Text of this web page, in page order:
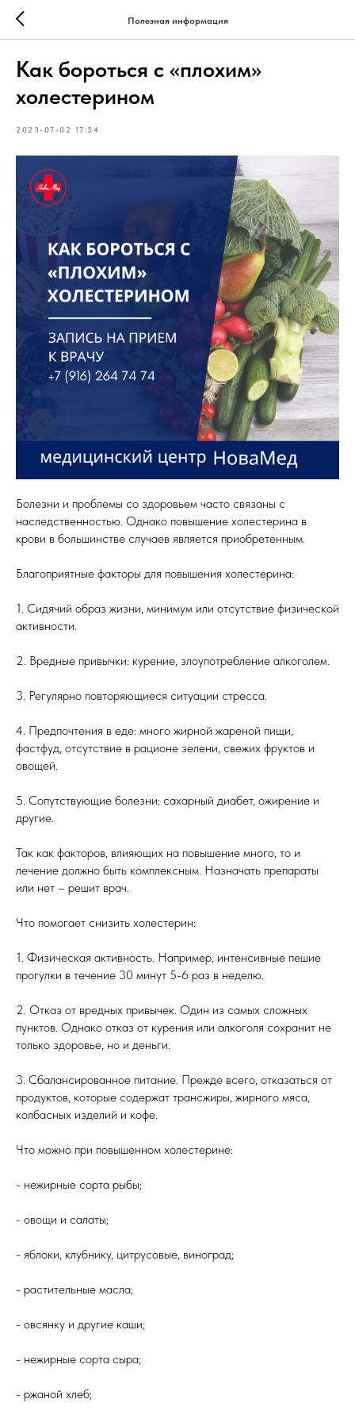
Полезная информация
Как бороться с «плохим»
холестерином
2023-07-02 17:54
Болезни и проблемы со здоровьем часто связаны с
наследственностью. Однако повышение холестерина в
крови в большинстве случаев является приобретенным.
Благоприятные факторы для повышения холестерина:
1. Сидячий образ жизни, минимум или отсутствие физической
активности.
2. Вредные привычки: курение, злоупотребление алкоголем.
3. Регулярно повторяющиеся ситуации стресса.
4. Предпочтения в еде: много жирной жареной пищи,
фастфуд, отсутствие в рационе зелени, свежих фруктов и
овощей.
5. Сопутствующие болезни: сахарный диабет, ожирение и
другие.
Так как факторов, влияющих на повышение много, то и
лечение должно быть комплексным. Назначать препараты
или нет – решит врач.
Что помогает снизить холестерин:
1. Физическая активность. Например, интенсивные пешие
прогулки в течение 30 минут 5-6 раз в неделю.
2. Отказ от вредных привычек. Один из самых сложных
пунктов. Однако отказ от курения или алкоголя сохранит не
только здоровье, но и деньги.
3. Сбалансированное питание. Прежде всего, отказаться от
продуктов, которые содержат трансжиры, жирного мяса,
колбасных изделий и кофе.
Что можно при повышенном холестерине:
- нежирные сорта рыбы;
- овощи и салаты;
- яблоки, клубнику, цитрусовые, виноград;
- растительные масла;
- овсянку и другие каши;
- нежирные сорта сыра;
- ржаной хлеб;